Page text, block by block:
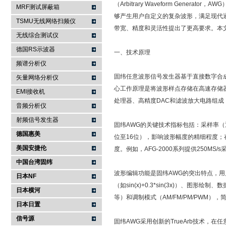
MRF测试屏蔽箱
TSMU无线网络扫频仪
无线综合测试仪
德国RS示波器
频谱分析仪
矢量网络分析仪
EMI接收机
音频分析仪
射频信号发生器
德国惠美
美国安捷伦
中国台湾固纬
日本NF
日本横河
日本日置
信号源
（Arbitrary Waveform Generator，
够产生用户自定义的复杂波形，满足现
带宽、精度和灵活性提出了更高要求。
一、技术原理
固纬任意波形信号发生器基于直接数字
心工作原理是将波形样点存储在高速存
处理器、高精度DAC和滤波放大电路组
固纬AWG的关键技术指标包括：采样率
位至16位），影响波形幅度的精细程度
度。例如，AFG-2000系列提供250MS/s
波形编辑功能是固纬AWG的突出特点，
（如sin(x)+0.3*sin(3x)）、图形绘制、
等）和调制模式（AM/FM/PM/PWM），
固纬AWG采用创新的TrueArb技术，在